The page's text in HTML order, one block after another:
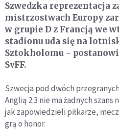
Szwedzka reprezentacja
mistrzostwach Europy
w grupie D z Francją we
stadionu uda się na
Sztokholomu -
SvFF.
Szwecja pod dwóch
Anglią 2:3 nie ma żadnych szans
jak zapowiedzieli piłkarze,
grą o honor.